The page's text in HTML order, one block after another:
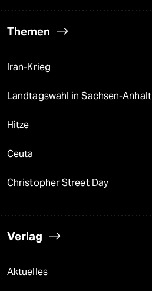
Themen
Iran-Krieg
Landtagswahl in Sachsen-Anhalt
Hitze
Ceuta
Christopher Street Day
Verlag
Aktuelles